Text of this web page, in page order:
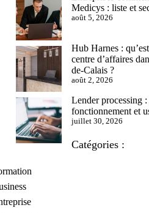
Medicys : liste et
août 5, 2026
Hub Harnes :
centre d’affaires
de-Calais ?
août 2, 2026
Lender processing
fonctionnement et
juillet 30, 2026
Catégories :